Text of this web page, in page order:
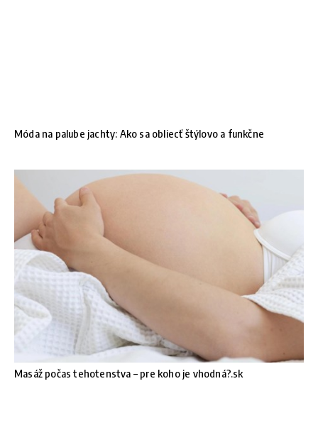
Móda na palube jachty: Ako sa obliecť štýlovo a funkčne
Masáž počas tehotenstva – pre koho je vhodná?.sk